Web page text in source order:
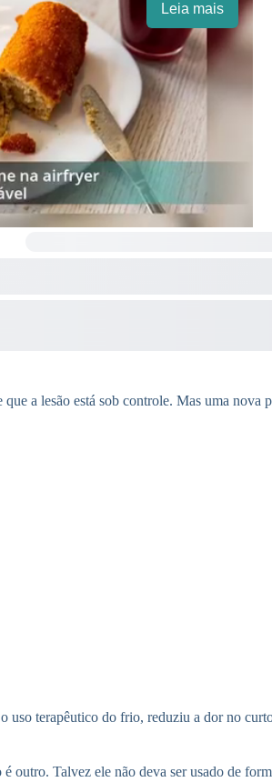
Leia mais
a lesão está sob controle. Mas uma nova
uso terapêutico do frio, reduziu a dor no
Talvez ele não deva ser usado de